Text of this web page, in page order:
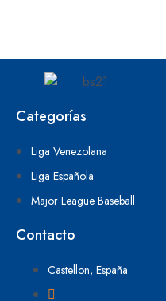
Categorías
Liga Venezolana
Liga Española
Major League Baseball
Contacto
Castellon, España